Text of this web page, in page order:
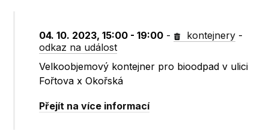
04. 10. 2023, 15:00 - 19:00 - kontejnery -
odkaz na událost
Velkoobjemový kontejner pro bioodpad v ulici
Fořtova x Okořská
Přejít na více informací